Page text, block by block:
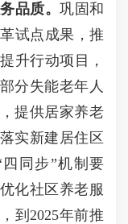
品质。 巩固和
试点成果，推
升行动项目，
分失能老年人
提供居家养老
实新建居住区
同步”机制要
化社区养老服
到2025年前推